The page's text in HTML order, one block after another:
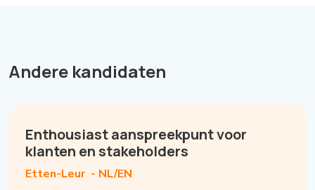
Andere kandidaten
Enthousiast aanspreekpunt voor
klanten en stakeholders
Etten-Leur - NL/EN